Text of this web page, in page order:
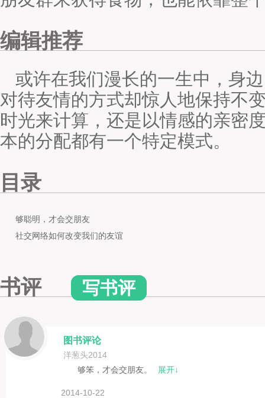
编辑推荐
或许在我们漫长的一生中，身
对待友情的方式却惊人地保持不
时光来计算，还是以情感的亲密
本的分配都有一个特定模式。
目录
够聪明，才会交朋友
社交网络如何改变我们的友谊
书评 写书评
图书评论
洋葱头2014
够笨，才会交朋友。
展开↓
2014-10-22